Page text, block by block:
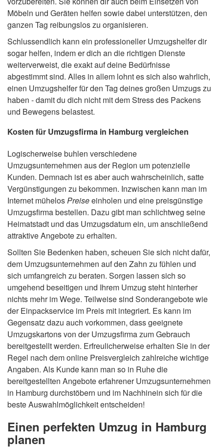
Möbeln und Geräten helfen sowie dabei unterstützen, den
ganzen Tag reibungslos zu organisieren.
Schlussendlich kann ein professioneller Umzugshelfer dir
sogar helfen, indem er dich an die richtigen Dienste
weiterverweist, die exakt auf deine Bedürfnisse
abgestimmt sind. Alles in allem lohnt es sich also wahrlich,
einen Umzugshelfer für den Tag deines großen Umzugs zu
haben - damit du dich nicht mit dem Stress des Packens
und Bewegens belastest.
Kosten für Umzugsfirma in Hamburg vergleichen
Logischerweise buhlen verschiedene
Umzugsunternehmen aus der Region um potenzielle
Kunden. Demnach ist es aber auch wahrscheinlich, satte
Vergünstigungen zu bekommen. Inzwischen kann man im
Internet mühelosPreiseeinholen und eine preisgünstige
Umzugsfirma bestellen. Dazu gibt man schlichtweg seine
Heimatstadt und das Umzugsdatum ein, um anschließend
attraktive Angebote zu erhalten.
Sollten Sie Bedenken haben, scheuen Sie sich nicht dafür,
dem Umzugsunternehmen auf den Zahn zu fühlen und
sich umfangreich zu beraten. Sorgen lassen sich so
umgehend beseitigen und Ihrem Umzug steht hinterher
nichts mehr im Wege. Teilweise sind Sonderangebote wie
der Einpackservice im Preis mit integriert. Es kann im
Gegensatz dazu auch vorkommen, dass geeignete
Umzugskartons von der Umzugsfirma zum Gebrauch
bereitgestellt werden. Erfreulicherweise erhalten Sie in der
Regel nach dem online Preisvergleich zahlreiche wichtige
Angaben. Als Kunde kann man so in Ruhe die
bereitgestellten Angebote erfahrener Umzugsunternehmen
in Hamburg durchstöbern und im Nachhinein sich für die
beste Auswahlmöglichkeit entscheiden!
Einen perfekten Umzug in Hamburg
planen